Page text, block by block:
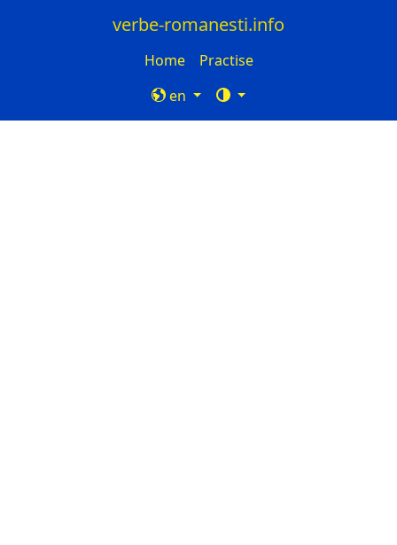
verbe-romanesti.info
Home
Practise
en